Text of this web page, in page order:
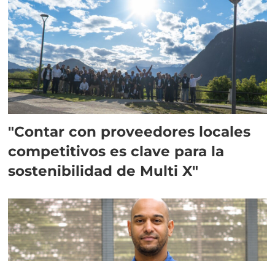
"Contar con proveedores locales
competitivos es clave para la
sostenibilidad de Multi X"